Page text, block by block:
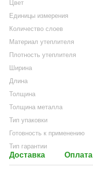
Цвет
Единицы измерения
Количество слоев
Материал утеплителя
Плотность утеплителя
Ширина
Длина
Толщина
Толщина металла
Тип упаковки
Готовность к применению
Тип гарантии
Доставка Оплата